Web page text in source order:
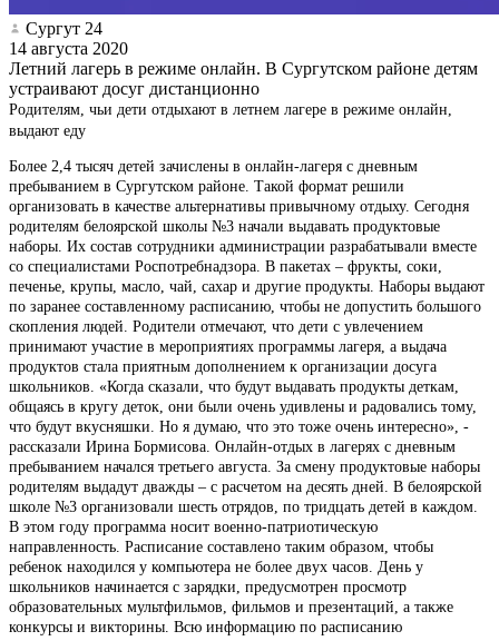
Сургут 24
14 августа 2020
Летний лагерь в режиме онлайн. В Сургутском районе детям
устраивают досуг дистанционно
Родителям, чьи дети отдыхают в летнем лагере в режиме онлайн,
выдают еду
Более 2,4 тысяч детей зачислены в онлайн-лагеря с дневным
пребыванием в Сургутском районе. Такой формат решили
организовать в качестве альтернативы привычному отдыху. Сегодня
родителям белоярской школы №3 начали выдавать продуктовые
наборы. Их состав сотрудники администрации разрабатывали вместе
со специалистами Роспотребнадзора. В пакетах – фрукты, соки,
печенье, крупы, масло, чай, сахар и другие продукты. Наборы выдают
по заранее составленному расписанию, чтобы не допустить большого
скопления людей. Родители отмечают, что дети с увлечением
принимают участие в мероприятиях программы лагеря, а выдача
продуктов стала приятным дополнением к организации досуга
школьников. «Когда сказали, что будут выдавать продукты деткам,
общаясь в кругу деток, они были очень удивлены и радовались тому,
что будут вкусняшки. Но я думаю, что это тоже очень интересно», -
рассказали Ирина Бормисова. Онлайн-отдых в лагерях с дневным
пребыванием начался третьего августа. За смену продуктовые наборы
родителям выдадут дважды – с расчетом на десять дней. В белоярской
школе №3 организовали шесть отрядов, по тридцать детей в каждом.
В этом году программа носит военно-патриотическую
направленность. Расписание составлено таким образом, чтобы
ребенок находился у компьютера не более двух часов. День у
школьников начинается с зарядки, предусмотрен просмотр
образовательных мультфильмов, фильмов и презентаций, а также
конкурсы и викторины. Всю информацию по расписанию